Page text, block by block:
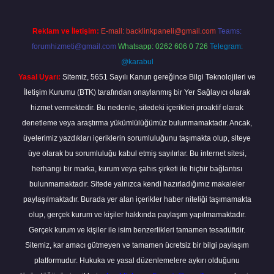
Reklam ve İletişim: E-mail: backlinkpaneli@gmail.com Teams:
forumhizmeti@gmail.com Whatsapp: 0262 606 0 726 Telegram:
@karabul
Yasal Uyarı: Sitemiz, 5651 Sayılı Kanun gereğince Bilgi Teknolojileri ve
İletişim Kurumu (BTK) tarafından onaylanmış bir Yer Sağlayıcı olarak
hizmet vermektedir. Bu nedenle, sitedeki içerikleri proaktif olarak
denetleme veya araştırma yükümlülüğümüz bulunmamaktadır. Ancak,
üyelerimiz yazdıkları içeriklerin sorumluluğunu taşımakta olup, siteye
üye olarak bu sorumluluğu kabul etmiş sayılırlar. Bu internet sitesi,
herhangi bir marka, kurum veya şahıs şirketi ile hiçbir bağlantısı
bulunmamaktadır. Sitede yalnızca kendi hazırladığımız makaleler
paylaşılmaktadır. Burada yer alan içerikler haber niteliği taşımamakta
olup, gerçek kurum ve kişiler hakkında paylaşım yapılmamaktadır.
Gerçek kurum ve kişiler ile isim benzerlikleri tamamen tesadüfidir.
Sitemiz, kar amacı gütmeyen ve tamamen ücretsiz bir bilgi paylaşım
platformudur. Hukuka ve yasal düzenlemelere aykırı olduğunu